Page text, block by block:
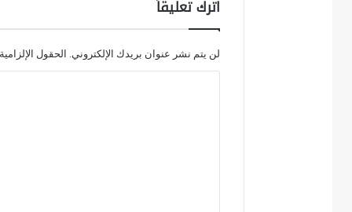
ف
ل
س
اترك تعليقاً
لن يتم نشر عنوان بريدك الإلكتروني. الحقول